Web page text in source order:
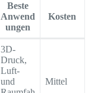
Beste
Anwend
ungen
Kosten
3D-
Druck,
Luft-
und
Mittel